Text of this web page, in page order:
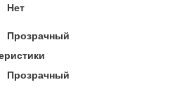
Нет
Прозрачный
Прозрачный